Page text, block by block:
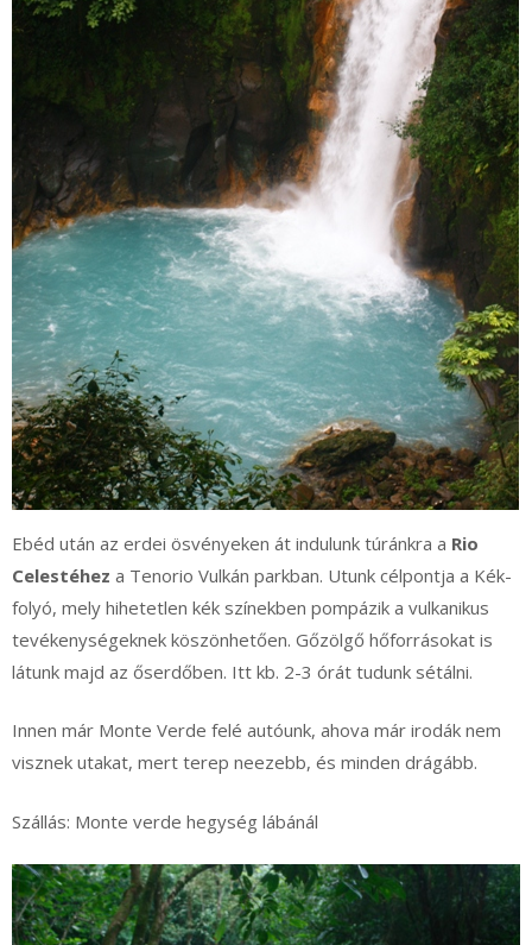
Ebéd után az erdei ösvényeken át indulunk túránkra a Rio
Celestéhez a Tenorio Vulkán parkban. Utunk célpontja a Kék-
folyó, mely hihetetlen kék színekben pompázik a vulkanikus
tevékenységeknek köszönhetően. Gőzölgő hőforrásokat is
látunk majd az őserdőben. Itt kb. 2-3 órát tudunk sétálni.
Innen már Monte Verde felé autóunk, ahova már irodák nem
visznek utakat, mert terep neezebb, és minden drágább.
Szállás: Monte verde hegység lábánál